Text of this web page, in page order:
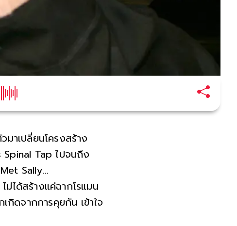
าเปลี่ยนโครงสร้าง
Tap ไปจนถึง
Sally…
ได้สร้างแค่ฉากโรแมน
กิดจากการคุยกัน เข้าใจ